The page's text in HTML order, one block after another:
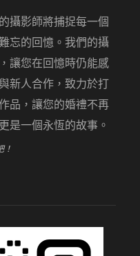
攝影師將捕捉每一個
忘的回憶。我們的攝
讓您在回憶時仍能感
新人合作，致力於打
品，讓您的婚禮不再
是一個永恆的故事。
！